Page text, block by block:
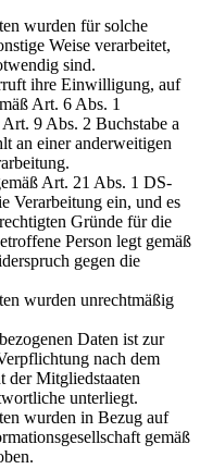
wurden für solche
Weise verarbeitet,
sind.
ihre Einwilligung, auf
Art. 6 Abs. 1
9 Abs. 2 Buchstabe a
an einer anderweitigen
Art. 21 Abs. 1 DS-
Verarbeitung ein, und es
Gründe für die
Person legt gemäß
gegen die
wurden unrechtmäßig
Daten ist zur
nach dem
der Mitgliedstaaten
unterliegt.
wurden in Bezug auf
gemäß